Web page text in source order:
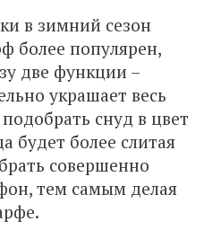
в зимний сезон
более популярен,
две функции –
украшает весь
снуд в цвет
будет более слитая
совершенно
тем самым делая